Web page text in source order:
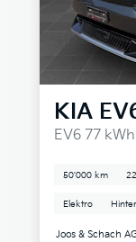
KIA
EV6 77
50'000 km
Elektro
Joos & Schach